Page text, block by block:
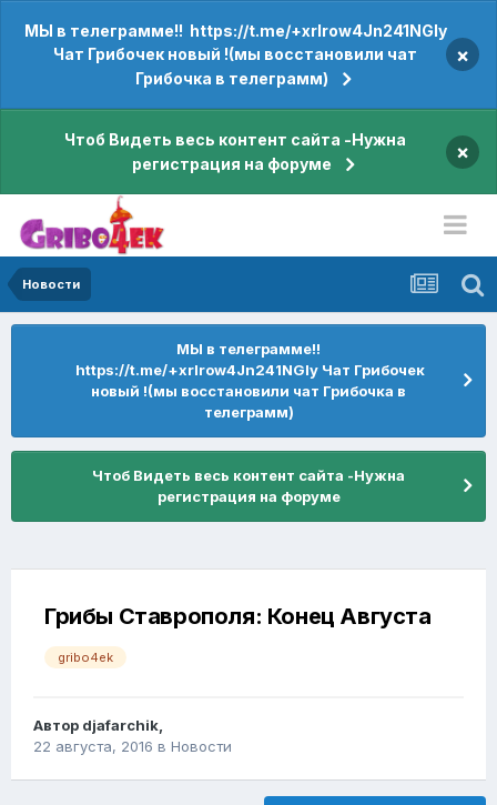
МЫ в телеграмме!! https://t.me/+xrIrow4Jn241NGIy
Чат Грибочек новый !(мы восстановили чат
Грибочка в телеграмм)
×
Чтоб Видеть весь контент сайта -Нужна
регистрация на форуме
×
Новости
МЫ в телеграмме!!
https://t.me/+xrIrow4Jn241NGIy Чат Грибочек
новый !(мы восстановили чат Грибочка в
телеграмм)
Чтоб Видеть весь контент сайта -Нужна
регистрация на форуме
Грибы Ставрополя: Конец Августа
gribo4ek
Автор djafarchik,
22 августа, 2016 в Новости